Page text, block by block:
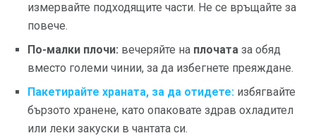
измервайте подходящите части. Не се връщайте за
повече.
По-малки плочи: вечеряйте на плочата за обяд
вместо големи чинии, за да избегнете преяждане.
Пакетирайте храната, за да отидете: избягвайте
бързото хранене, като опаковате здрав охладител
или леки закуски в чантата си.